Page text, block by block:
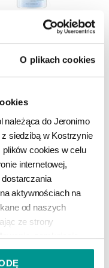
O plikach cookies
należąca do Jeronimo
siedzibą w Kostrzynie
plików cookies w celu
internetowej,
aktywnościach na
od naszych
ze strony
zamknięcie
internetowej
ustawień w zakresie
CAPILARTE
DO KOSZYKA